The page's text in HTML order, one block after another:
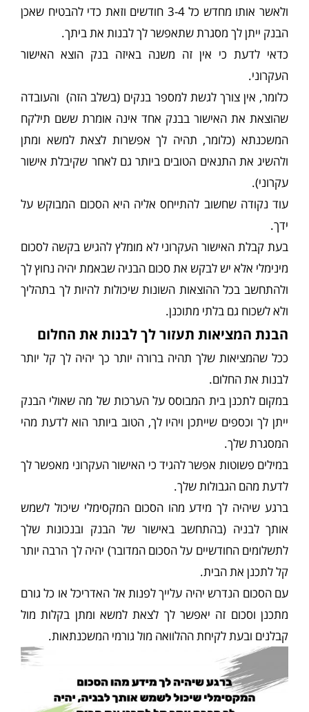
ולאשר אותו מחדש כל 3-4 חודשים וזאת כדי להבטיח שאכן
הבנק ייתן לך מסגרת שתאפשר לך לבנות את ביתך.
כדאי לדעת כי אין זה משנה באיזה בנק הוצא האישור
העקרוני.
כלומר, אין צורך לגשת למספר בנקים (בשלב הזה) והעובדה
שהוצאת את האישור בבנק אחד אינה אומרת ששם תילקח
המשכנתא (כלומר, תהיה לך אפשרות לצאת למשא ומתן
ולהשיג את התנאים הטובים ביותר גם לאחר שקיבלת אישור
עקרוני).
עוד נקודה שחשוב להתייחס אליה היא הסכום המבוקש על
ידך.
בעת קבלת האישור העקרוני לא מומלץ להגיש בקשה לסכום
מינימלי אלא יש לבקש את סכום הבניה שבאמת יהיה נחוץ לך
ולהתחשב בכל ההוצאות השונות שיכולות להיות לך בתהליך
ולא לשכוח גם בלתי מתוכנן.
הבנת המציאות תעזור לך לבנות את החלום
ככל שהמציאות שלך תהיה ברורה יותר כך יהיה לך קל יותר
לבנות את החלום.
במקום לתכנן בית המבוסס על הערכות של מה שאולי הבנק
ייתן לך וכספים שייתכן ויהיו לך, הטוב ביותר הוא לדעת מהי
המסגרת שלך.
במילים פשוטות אפשר להגיד כי האישור העקרוני מאפשר לך
לדעת מהם הגבולות שלך.
ברגע שיהיה לך מידע מהו הסכום המקסימלי שיכול לשמש
אותך לבניה (בהתחשב באישור של הבנק ובנכונות שלך
לתשלומים החודשיים על הסכום המדובר) יהיה לך הרבה יותר
קל לתכנן את הבית.
עם הסכום הנדרש יהיה עלייך לפנות אל האדריכל או כל גורם
מתכנן וסכום זה יאפשר לך לצאת למשא ומתן בקלות מול
קבלנים ובעת לקיחת ההלוואה מול גורמי המשכנתאות.